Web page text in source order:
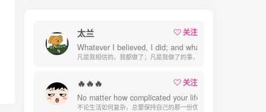
太兰
关注
Whatever I believed, I did; and whatever I did, I did
凡是我相信的，我都做了；凡是我做了的事，都是全身心地投入去做的
🔥🔥🔥
关注
No matter how complicated your life is, you have to
不论生活如何复杂，总要保持自己的那一份优雅